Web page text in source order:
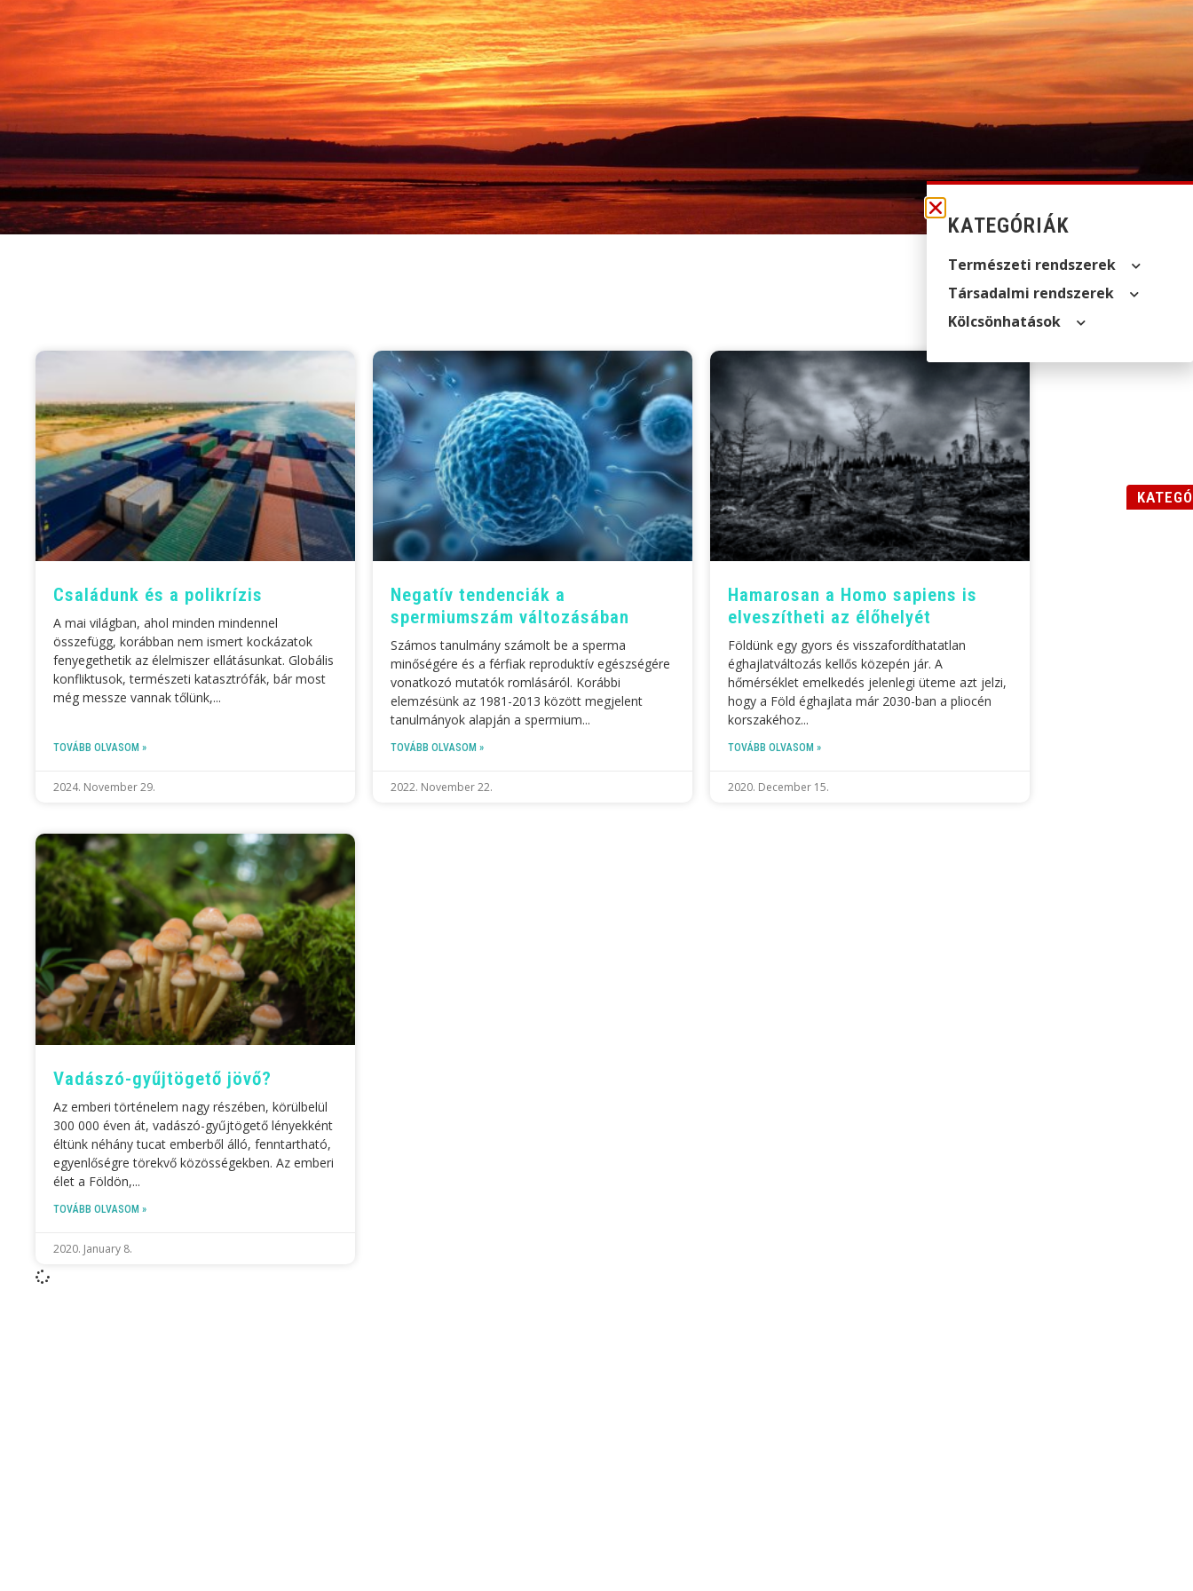
Családunk és a polikrízis
A mai világban, ahol minden mindennel
összefügg, korábban nem ismert kockázatok
fenyegethetik az élelmiszer ellátásunkat. Globális
konfliktusok, természeti katasztrófák, bár most
még messze vannak tőlünk,
TOVÁBB OLVASOM »
2024. November 29.
Negatív tendenciák a
spermiumszám változásában
Számos tanulmány számolt be a sperma
minőségére és a férfiak reproduktív egészségére
vonatkozó mutatók romlásáról. Korábbi
elemzésünk az 1981-2013 között megjelent
tanulmányok alapján a spermium
TOVÁBB OLVASOM »
2022. November 22.
Hamarosan a Homo sapiens is
elveszítheti az élőhelyét
Földünk egy gyors és visszafordíthatatlan
éghajlatváltozás kellős közepén jár. A
hőmérséklet emelkedés jelenlegi üteme azt jelzi,
hogy a Föld éghajlata már 2030-ban a pliocén
korszakéhoz
TOVÁBB OLVASOM »
2020. December 15.
Vadászó-gyűjtögető jövő?
Az emberi történelem nagy részében, körülbelül
300 000 éven át, vadászó-gyűjtögető lényekként
éltünk néhány tucat emberből álló, fenntartható,
egyenlőségre törekvő közösségekben. Az emberi
élet a Földön,
TOVÁBB OLVASOM »
2020. January 8.
KATEGÓRIÁK
Természeti rendszerek
Társadalmi rendszerek
Kölcsön­hatások